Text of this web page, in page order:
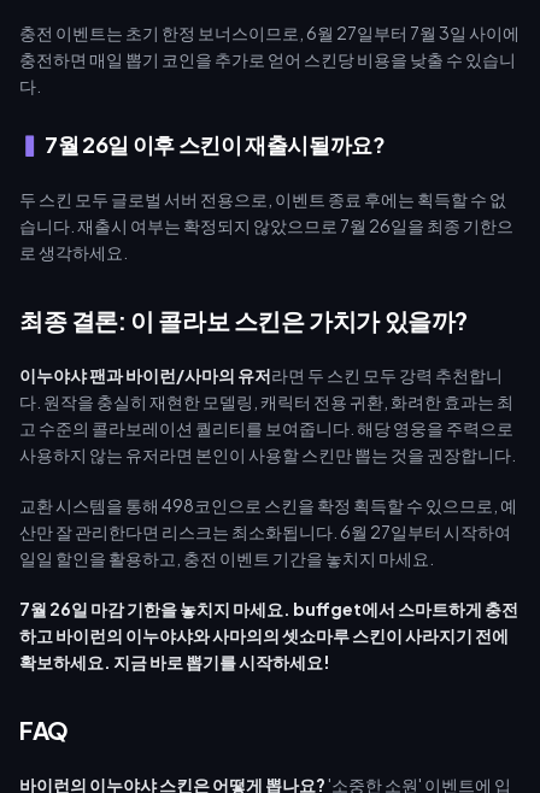
충전 이벤트는 초기 한정 보너스이므로, 6월 27일부터 7월 3일 사이에
충전하면 매일 뽑기 코인을 추가로 얻어 스킨당 비용을 낮출 수 있습니
다.
7월 26일 이후 스킨이 재출시될까요?
두 스킨 모두 글로벌 서버 전용으로, 이벤트 종료 후에는 획득할 수 없
습니다. 재출시 여부는 확정되지 않았으므로 7월 26일을 최종 기한으
로 생각하세요.
최종 결론: 이 콜라보 스킨은 가치가 있을까?
이누야샤 팬과 바이런/사마의 유저라면 두 스킨 모두 강력 추천합니
다. 원작을 충실히 재현한 모델링, 캐릭터 전용 귀환, 화려한 효과는 최
고 수준의 콜라보레이션 퀄리티를 보여줍니다. 해당 영웅을 주력으로
사용하지 않는 유저라면 본인이 사용할 스킨만 뽑는 것을 권장합니다.
교환 시스템을 통해 498코인으로 스킨을 확정 획득할 수 있으므로, 예
산만 잘 관리한다면 리스크는 최소화됩니다. 6월 27일부터 시작하여
일일 할인을 활용하고, 충전 이벤트 기간을 놓치지 마세요.
7월 26일 마감 기한을 놓치지 마세요. buffget에서 스마트하게 충전
하고 바이런의 이누야샤와 사마의의 셋쇼마루 스킨이 사라지기 전에
확보하세요. 지금 바로 뽑기를 시작하세요!
FAQ
바이런의 이누야샤 스킨은 어떻게 뽑나요?'소중한 소원' 이벤트에 입